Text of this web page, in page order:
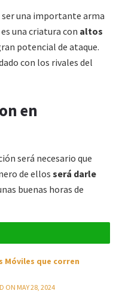
ser una importante arma
una criatura con altos
potencial de ataque.
con los rivales del
en
será necesario que
de ellos será darle
buenas horas de
que corren
ON MAY 28, 2024